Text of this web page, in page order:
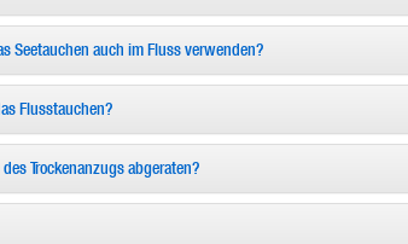
Seetauchen auch im Fluss verwenden?
Flusstauchen?
Trockenanzugs abgeraten?